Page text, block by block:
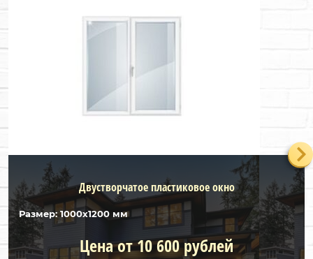
Двустворчатое пластиковое окно
Размер: 1000х1200 мм
Цена от 10 600 рублей